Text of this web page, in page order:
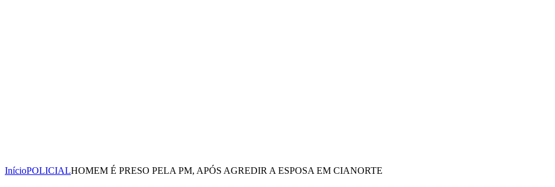
InícioPOLICIALHOMEM É PRESO PELA PM, APÓS AGREDIR A ESPOSA EM CIANORTE